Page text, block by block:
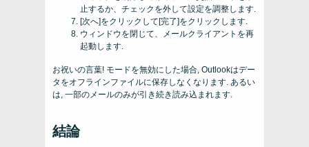
止するか、チェックを外して設定を調整します.
[次へ]をクリックして[完了]をクリックします.
ウィンドウを閉じて、メールクライアントを再
起動します.
お祝いの言葉! モードを無効にした場合, Outlookはデー
タをオフラインファイルに保存しなくなります. あるい
は, 一部のメールのみが引き続き読み込まれます.
結論